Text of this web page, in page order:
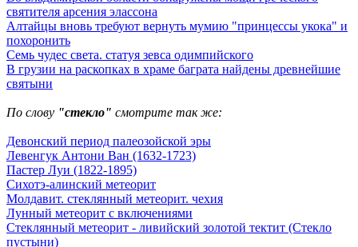
святителя арсения элассона
Алтайцы вновь требуют вернуть мумию "принцессы укока" и
похоронить
Семь чудес света. статуя зевса одимпийского
В грузии на раскопках в храме баграта найдены древнейшие
святыни
По слову "стекло" смотрите так же:
Девонский период палеозойской эры
Левенгук Антони Ван (1632-1723)
Пастер Луи (1822-1895)
Сихотэ-алинский метеорит
Молдавит. стеклянный метеорит. чехия
Лунный метеорит с включениями
Стеклянный метеорит - ливийский золотой тектит (Стекло
пустыни)